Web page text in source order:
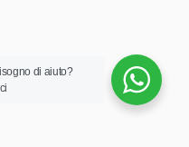
di aiuto?